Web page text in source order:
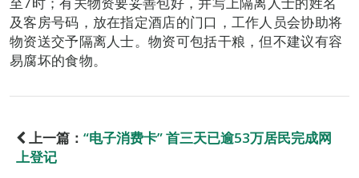
及客房号码，放在指定酒店的门口，工作人员会协助将
物资送交予隔离人士。物资可包括干粮，但不建议有容
易腐坏的食物。
上一篇： “电子消费卡” 首三天已逾53万居民完成网
上登记